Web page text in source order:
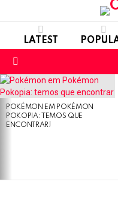
LATEST
LATEST
STORIES
POKÉMON EM POKÉMON
POKOPIA: TEMOS QUE
ENCONTRAR!